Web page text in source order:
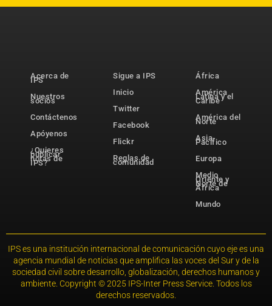
Acerca de
IPS
Nuestros
socios
Contáctenos
Apóyenos
¿Quieres
publicar
notas de
IPS?
Sigue a IPS
Inicio
Twitter
Facebook
Flickr
Reglas de
comunidad
África
América
Latina y el
Caribe
América del
Norte
Asia-
Pacífico
Europa
Medio
Oriente y
Norte de
África
Mundo
IPS es una institución internacional de comunicación cuyo eje es una
agencia mundial de noticias que amplifica las voces del Sur y de la
sociedad civil sobre desarrollo, globalización, derechos humanos y
ambiente. Copyright © 2025 IPS-Inter Press Service. Todos los
derechos reservados.